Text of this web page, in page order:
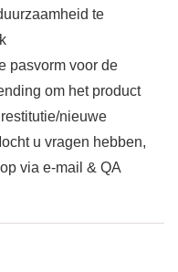
te
pasvorm voor de
om het product
nieuwe
u vragen hebben,
via e-mail & QA